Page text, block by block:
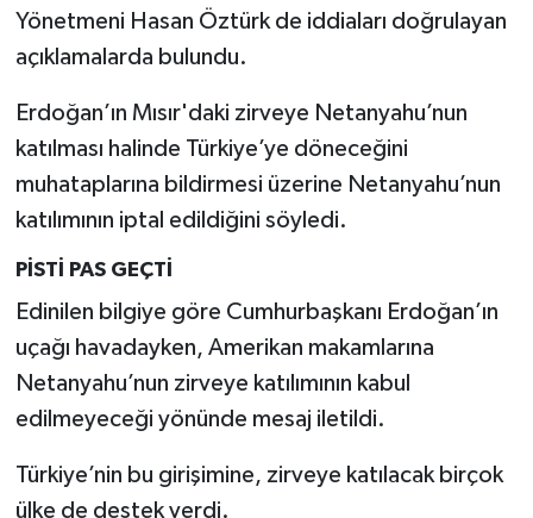
Yönetmeni Hasan Öztürk de iddiaları doğrulayan
açıklamalarda bulundu.
Erdoğan’ın Mısır'daki zirveye Netanyahu’nun
katılması halinde Türkiye’ye döneceğini
muhataplarına bildirmesi üzerine Netanyahu’nun
katılımının iptal edildiğini söyledi.
PİSTİ PAS GEÇTİ
Edinilen bilgiye göre Cumhurbaşkanı Erdoğan’ın
uçağı havadayken, Amerikan makamlarına
Netanyahu’nun zirveye katılımının kabul
edilmeyeceği yönünde mesaj iletildi.
Türkiye’nin bu girişimine, zirveye katılacak birçok
ülke de destek verdi.